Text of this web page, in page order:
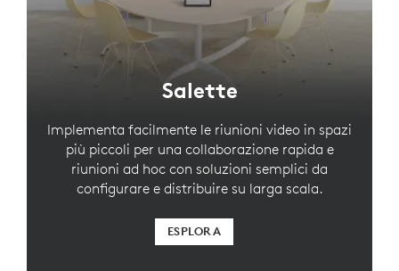
Salette
Implementa facilmente le riunioni video in spazi
più piccoli per una collaborazione rapida e
riunioni ad hoc con soluzioni semplici da
configurare e distribuire su larga scala.
ESPLORA